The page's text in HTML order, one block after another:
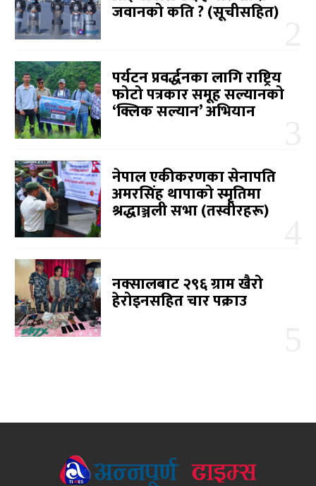
जवानको कति ? (सूचीसहित)
पर्यटन प्रवर्द्धनका लागि राष्ट्रिय
फोटो पत्रकार समूह सल्यानको
‘क्लिक सल्यान’ अभियान
नेपाल एकीकरणका सेनापति
अमरसिंह थापाको स्मृतिमा
श्रद्धाञ्जली सभा (तस्वीरहरू)
नक्सालबाट २९६ ग्राम खैरो
हेरोइनसहित चार पक्राउ